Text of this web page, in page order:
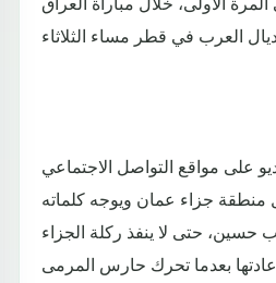
على مواقع التواصل الاجتماعي
منطقة جزاء عمان ويوجه كلماته
حتى لا ينفذ ركلة الجزاء
بعدما تحرك حارس المرمى